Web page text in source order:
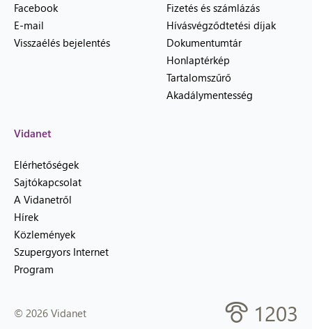
Facebook
E-mail
Visszaélés bejelentés
Fizetés és számlázás
Hívásvégződtetési díjak
Dokumentumtár
Honlaptérkép
Tartalomszűrő
Akadálymentesség
Vidanet
Elérhetőségek
Sajtókapcsolat
A Vidanetről
Hírek
Közlemények
Szupergyors Internet
Program
© 2026 Vidanet 1203